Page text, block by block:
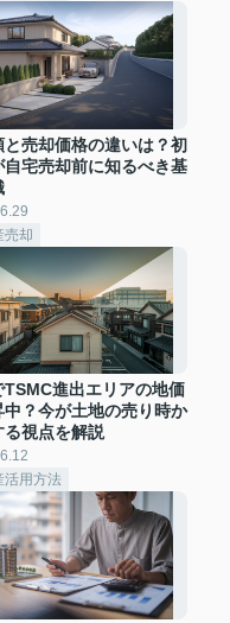
と売却価格の違いは？初
自宅売却前に知るべき基
売却
TSMC進出エリアの地価
中？今が土地の売り時か
る視点を解説
活用方法